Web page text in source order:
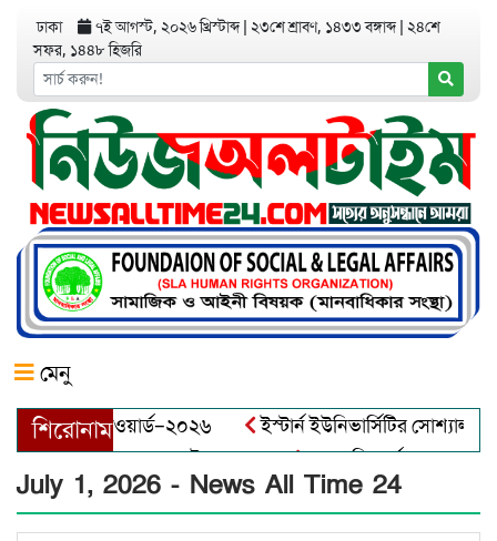
ঢাকা ৭ই আগস্ট, ২০২৬ খ্রিস্টাব্দ ২৩শে শ্রাবণ, ১৪৩৩ বঙ্গাব্দ ২৪শে
সফর, ১৪৪৮ হিজরি
মেনু
শিরোনামঅ্যাওয়ার্ড–২০২৬
ইস্টার্ন ইউনিভার্সিটির সোশ্যাল
আব্দুল খালেক এর ইন্তেকাল
আত্মশুদ্ধি অর্জন ও অশুভকে
July 1, 2026 - News All Time 24